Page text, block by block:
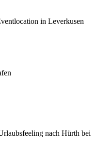
in Leverkusen
nach Hürth bei